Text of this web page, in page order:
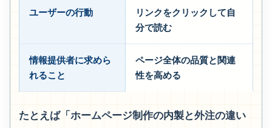
ユーザーの行動
リンクをクリックして自
分で読む
情報提供者に求めら
れること
ページ全体の品質と関連
性を高める
たとえば「ホームページ制作の内製と外注の違い